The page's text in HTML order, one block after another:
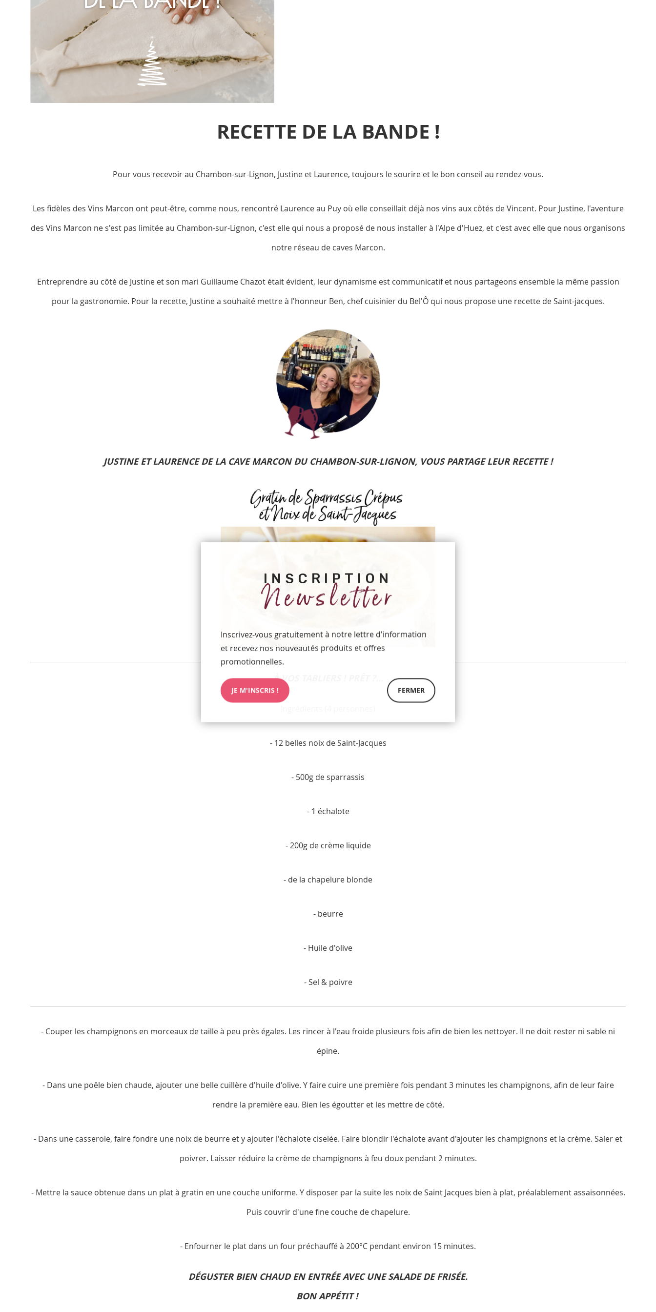
RECETTE DE LA BANDE !
Pour vous recevoir au Chambon-sur-Lignon, Justine et Laurence, toujours le sourire et le bon conseil au rendez-vous.
Les fidèles des Vins Marcon ont peut-être, comme nous, rencontré Laurence au Puy où elle conseillait déjà nos vins aux côtés de Vincent. Pour Justine, l'aventure
des Vins Marcon ne s'est pas limitée au Chambon-sur-Lignon, c'est elle qui nous a proposé de nous installer à l'Alpe d'Huez, et c'est avec elle que nous organisons
notre réseau de caves Marcon.
Entreprendre au côté de Justine et son mari Guillaume Chazot était évident, leur dynamisme est communicatif et nous partageons ensemble la même passion
pour la gastronomie. Pour la recette, Justine a souhaité mettre à l'honneur Ben, chef cuisinier du Bel'Ô qui nous propose une recette de Saint-jacques.
JUSTINE ET LAURENCE DE LA CAVE MARCON DU CHAMBON-SUR-LIGNON, VOUS PARTAGE LEUR RECETTE !
À VOS TABLIERS ! PRÊT ?...
- 12 belles noix de Saint-Jacques
- 500g de sparrassis
- 1 échalote
- 200g de crème liquide
- de la chapelure blonde
- beurre
- Huile d'olive
- Sel & poivre
- Couper les champignons en morceaux de taille à peu près égales. Les rincer à l'eau froide plusieurs fois afin de bien les nettoyer. Il ne doit rester ni sable ni
épine.
- Dans une poêle bien chaude, ajouter une belle cuillère d'huile d'olive. Y faire cuire une première fois pendant 3 minutes les champignons, afin de leur faire
rendre la première eau. Bien les égoutter et les mettre de côté.
- Dans une casserole, faire fondre une noix de beurre et y ajouter l'échalote ciselée. Faire blondir l'échalote avant d'ajouter les champignons et la crème. Saler et
poivrer. Laisser réduire la crème de champignons à feu doux pendant 2 minutes.
- Mettre la sauce obtenue dans un plat à gratin en une couche uniforme. Y disposer par la suite les noix de Saint Jacques bien à plat, préalablement assaisonnées.
Puis couvrir d'une fine couche de chapelure.
- Enfourner le plat dans un four préchauffé à 200°C pendant environ 15 minutes.
DÉGUSTER BIEN CHAUD EN ENTRÉE AVEC UNE SALADE DE FRISÉE.
BON APPÉTIT !
INSCRIPTION
Newsletter
Inscrivez-vous gratuitement à notre lettre d'information
et recevez nos nouveautés produits et offres
promotionnelles.
JE M'INSCRIS ! FERMER